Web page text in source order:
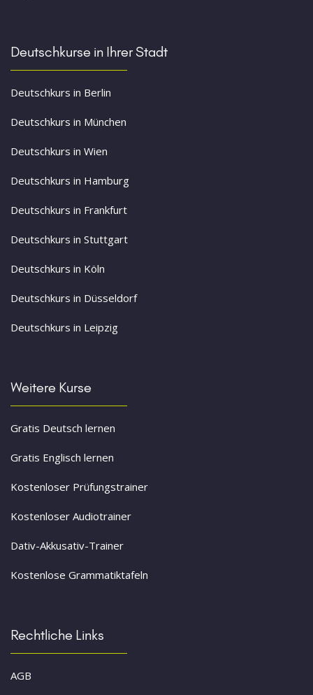
Deutschkurse in Ihrer Stadt
Deutschkurs in Berlin
Deutschkurs in München
Deutschkurs in Wien
Deutschkurs in Hamburg
Deutschkurs in Frankfurt
Deutschkurs in Stuttgart
Deutschkurs in Köln
Deutschkurs in Düsseldorf
Deutschkurs in Leipzig
Weitere Kurse
Gratis Deutsch lernen
Gratis Englisch lernen
Kostenloser Prüfungstrainer
Kostenloser Audiotrainer
Dativ-Akkusativ-Trainer
Kostenlose Grammatiktafeln
Rechtliche Links
AGB